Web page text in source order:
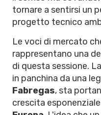
tornare a sentirsi un
progetto tecnico
Le voci di mercato
rappresentano una
di questa sessione.
in panchina da una
Fabregas, sta
crescita